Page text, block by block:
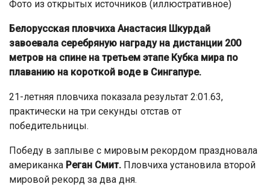
Фото из открытых источников (иллюстративное)
Белорусская пловчиха Анастасия Шкурдай
завоевала серебряную награду на дистанции 200
метров на спине на третьем этапе Кубка мира по
плаванию на короткой воде в Сингапуре.
21-летняя пловчиха показала результат 2:01.63,
практически на три секунды отстав от
победительницы.
Победу в заплыве с мировым рекордом праздновала
американка Реган Смит. Пловчиха установила второй
мировой рекорд за два дня.